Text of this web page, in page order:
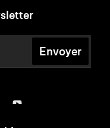
Envoyer